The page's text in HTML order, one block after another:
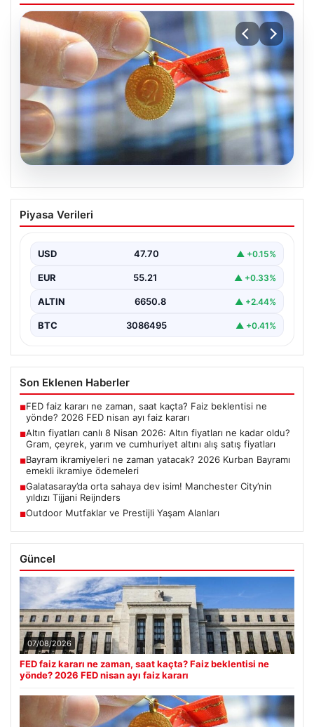
06.08.2026
Altın fiyatları canlı 8 Nisan 2026: Altın
fiyatları ne kadar oldu? Gram, çeyrek,
fiyatları
Piyasa Verileri
USD 47.70 ▲ +0.15%
EUR 55.21 ▲ +0.33%
ALTIN 6650.8 ▲ +2.44%
BTC 3086495 ▲ +0.41%
Son Eklenen Haberler
■FED faiz kararı ne zaman, saat kaçta? Faiz beklentisi ne
yönde? 2026 FED nisan ayı faiz kararı
■Altın fiyatları canlı 8 Nisan 2026: Altın fiyatları ne kadar oldu?
Gram, çeyrek, yarım ve cumhuriyet altını alış satış fiyatları
■Bayram ikramiyeleri ne zaman yatacak? 2026 Kurban Bayramı
emekli ikramiye ödemeleri
■Galatasaray’da orta sahaya dev isim! Manchester City’nin
yıldızı Tijjani Reijnders
■Outdoor Mutfaklar ve Prestijli Yaşam Alanları
Güncel
07/08/2026
FED faiz kararı ne zaman, saat kaçta? Faiz beklentisi ne
yönde? 2026 FED nisan ayı faiz kararı